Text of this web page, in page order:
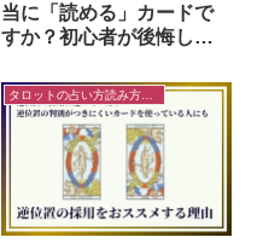
当に「読める」カードで
すか？初心者が後悔しな
方